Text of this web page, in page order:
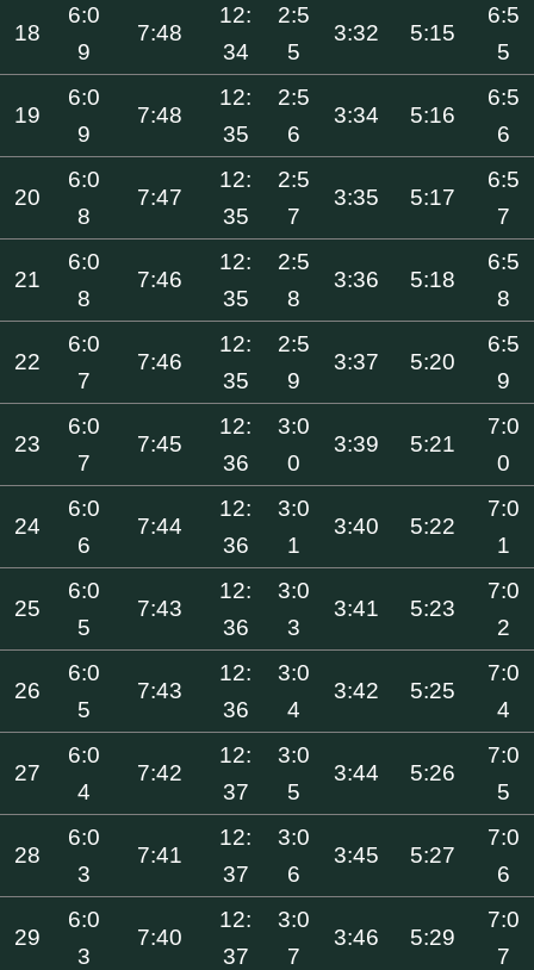
18
6:0
9
7:48
12:
34
2:5
5
3:32 5:15
6:5
5
19
6:0
9
7:48
12:
35
2:5
6
3:34 5:16
6:5
6
20
6:0
8
7:47
12:
35
2:5
7
3:35 5:17
6:5
7
21
6:0
8
7:46
12:
35
2:5
8
3:36 5:18
6:5
8
22
6:0
7
7:46
12:
35
2:5
9
3:37 5:20
6:5
9
23
6:0
7
7:45
12:
36
3:0
0
3:39 5:21
7:0
0
24
6:0
6
7:44
12:
36
3:0
1
3:40 5:22
7:0
1
25
6:0
5
7:43
12:
36
3:0
3
3:41 5:23
7:0
2
26
6:0
5
7:43
12:
36
3:0
4
3:42 5:25
7:0
4
27
6:0
4
7:42
12:
37
3:0
5
3:44 5:26
7:0
5
28
6:0
3
7:41
12:
37
3:0
6
3:45 5:27
7:0
6
29
6:0
3
7:40
12:
37
3:0
7
3:46 5:29
7:0
7